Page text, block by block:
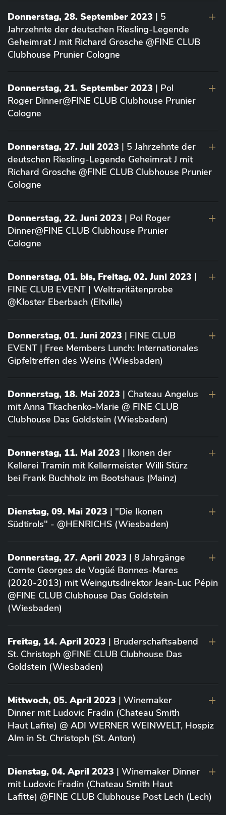
Donnerstag, 28. September 2023 | 5
Jahrzehnte der deutschen Riesling-Legende
Geheimrat J mit Richard Grosche @FINE CLUB
Clubhouse Prunier Cologne
Donnerstag, 21. September 2023 | Pol
Roger Dinner@FINE CLUB Clubhouse Prunier
Cologne
Donnerstag, 27. Juli 2023 | 5 Jahrzehnte der
deutschen Riesling-Legende Geheimrat J mit
Richard Grosche @FINE CLUB Clubhouse Prunier
Cologne
Donnerstag, 22. Juni 2023 | Pol Roger
Dinner@FINE CLUB Clubhouse Prunier
Cologne
Donnerstag, 01. bis, Freitag, 02. Juni 2023 |
FINE CLUB EVENT | Weltraritätenprobe
@Kloster Eberbach (Eltville)
Donnerstag, 01. Juni 2023 | FINE CLUB
EVENT | Free Members Lunch: Internationales
Gipfeltreffen des Weins (Wiesbaden)
Donnerstag, 18. Mai 2023 | Chateau Angelus
mit Anna Tkachenko-Marie @ FINE CLUB
Clubhouse Das Goldstein (Wiesbaden)
Donnerstag, 11. Mai 2023 | Ikonen der
Kellerei Tramin mit Kellermeister Willi Stürz
bei Frank Buchholz im Bootshaus (Mainz)
Dienstag, 09. Mai 2023 | "Die Ikonen
Südtirols" - @HENRICHS (Wiesbaden)
Donnerstag, 27. April 2023 | 8 Jahrgänge
Comte Georges de Vogüé Bonnes-Mares
(2020-2013) mit Weingutsdirektor Jean-Luc Pépin
@FINE CLUB Clubhouse Das Goldstein
(Wiesbaden)
Freitag, 14. April 2023 | Bruderschaftsabend
St. Christoph @FINE CLUB Clubhouse Das
Goldstein (Wiesbaden)
Mittwoch, 05. April 2023 | Winemaker
Dinner mit Ludovic Fradin (Chateau Smith
Haut Lafite) @ ADI WERNER WEINWELT, Hospiz
Alm in St. Christoph (St. Anton)
Dienstag, 04. April 2023 | Winemaker Dinner
mit Ludovic Fradin (Chateau Smith Haut
Lafitte) @FINE CLUB Clubhouse Post Lech (Lech)